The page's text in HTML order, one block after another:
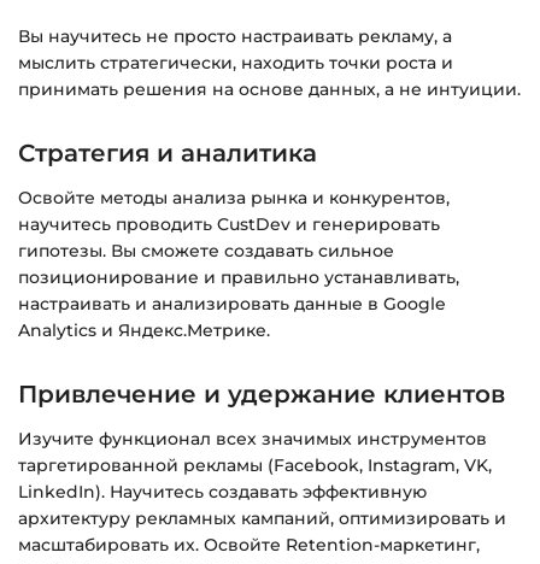
справке >>>
Вопросы?Пишите наinfo@siluette.com.uaили в
Вы научитесь не просто настраивать рекламу, а
мыслить стратегически, находить точки роста и
принимать решения на основе данных, а не интуиции.
Стратегия и аналитика
Освойте методы анализа рынка и конкурентов,
научитесь проводить CustDev и генерировать
гипотезы. Вы сможете создавать сильное
позиционирование и правильно устанавливать,
настраивать и анализировать данные в Google
Analytics и Яндекс.Метрике.
Привлечение и удержание клиентов
Изучите функционал всех значимых инструментов
таргетированной рекламы (Facebook, Instagram, VK,
LinkedIn). Научитесь создавать эффективную
архитектуру рекламных кампаний, оптимизировать и
масштабировать их. Освойте Retention-маркетинг,